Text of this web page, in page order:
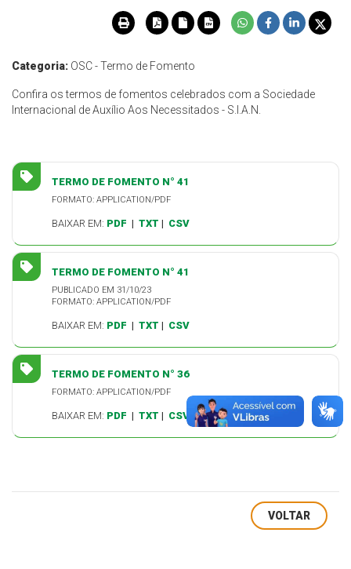
Categoria: OSC - Termo de Fomento
Confira os termos de fomentos celebrados com a Sociedade
Internacional de Auxílio Aos Necessitados - S.I.A.N.
TERMO DE FOMENTO N° 41
FORMATO: APPLICATION/PDF
BAIXAR EM: PDF | TXT | CSV
TERMO DE FOMENTO N° 41
PUBLICADO EM 31/10/23
FORMATO: APPLICATION/PDF
BAIXAR EM: PDF | TXT | CSV
TERMO DE FOMENTO N° 36
FORMATO: APPLICATION/PDF
BAIXAR EM: PDF | TXT | CSV
VOLTAR